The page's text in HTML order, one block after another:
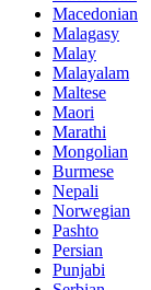
Macedonian
Malagasy
Malay
Malayalam
Maltese
Maori
Marathi
Mongolian
Burmese
Nepali
Norwegian
Pashto
Persian
Punjabi